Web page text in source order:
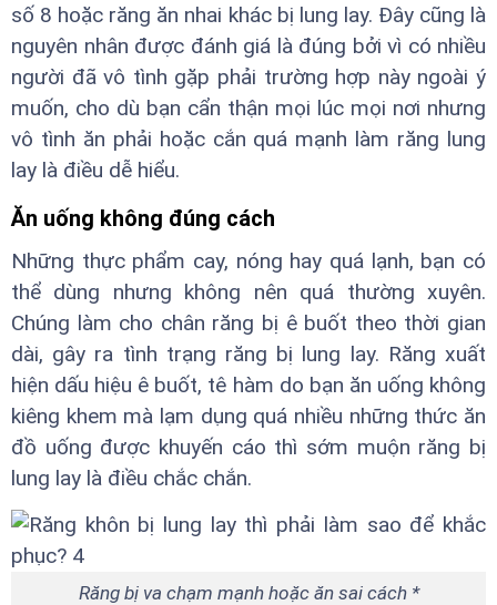
số 8 hoặc răng ăn nhai khác bị lung lay. Đây cũng là
nguyên nhân được đánh giá là đúng bởi vì có nhiều
người đã vô tình gặp phải trường hợp này ngoài ý
muốn, cho dù bạn cẩn thận mọi lúc mọi nơi nhưng
vô tình ăn phải hoặc cắn quá mạnh làm răng lung
lay là điều dễ hiểu.
Ăn uống không đúng cách
Những thực phẩm cay, nóng hay quá lạnh, bạn có
thể dùng nhưng không nên quá thường xuyên.
Chúng làm cho chân răng bị ê buốt theo thời gian
dài, gây ra tình trạng răng bị lung lay. Răng xuất
hiện dấu hiệu ê buốt, tê hàm do bạn ăn uống không
kiêng khem mà lạm dụng quá nhiều những thức ăn
đồ uống được khuyến cáo thì sớm muộn răng bị
lung lay là điều chắc chắn.
Răng bị va chạm mạnh hoặc ăn sai cách *